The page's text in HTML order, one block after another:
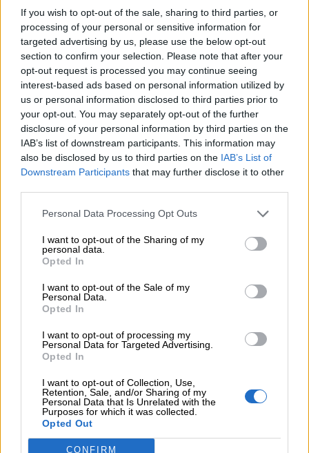
If you wish to opt-out of the sale, sharing to third parties, or
processing of your personal or sensitive information for
targeted advertising by us, please use the below opt-out
section to confirm your selection. Please note that after your
opt-out request is processed you may continue seeing
interest-based ads based on personal information utilized by
us or personal information disclosed to third parties prior to
your opt-out. You may separately opt-out of the further
disclosure of your personal information by third parties on the
IAB’s list of downstream participants. This information may
also be disclosed by us to third parties on the IAB’s List of
Downstream Participants that may further disclose it to other
Personal Data Processing Opt Outs
I want to opt-out of the Sharing of my
personal data.
Opted In
I want to opt-out of the Sale of my
Personal Data.
Opted In
I want to opt-out of processing my
Personal Data for Targeted Advertising.
Opted In
I want to opt-out of Collection, Use,
Retention, Sale, and/or Sharing of my
Personal Data that Is Unrelated with the
Purposes for which it was collected.
Opted Out
CONFIRM
didattiche
Disegni
da
colorare
Storie
per
bambini
Feste
giornate
Filastrocche
Giochi
Nomi
maschili
Cliccate quiper scaricare e per stampare la
scheda del nome Leila.